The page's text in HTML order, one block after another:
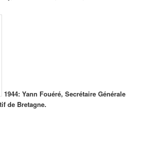
1944: Yann Fouéré, Secrétaire Générale
de Bretagne.